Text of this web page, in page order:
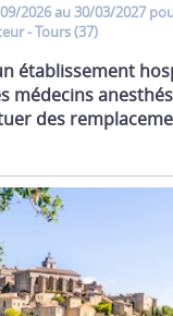
2026 au 30/03/2027
- Tours (37)
établissement
médecins
des